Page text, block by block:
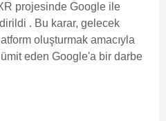
projesinde Google ile
. Bu karar, gelecek
oluşturmak amacıyla
eden Google'a bir darbe